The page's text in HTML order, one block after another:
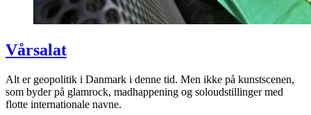
Vårsalat
Alt er geopolitik i Danmark i denne tid. Men ikke på kunstscenen,
som byder på glamrock, madhappening og soloudstillinger med
flotte internationale navne.